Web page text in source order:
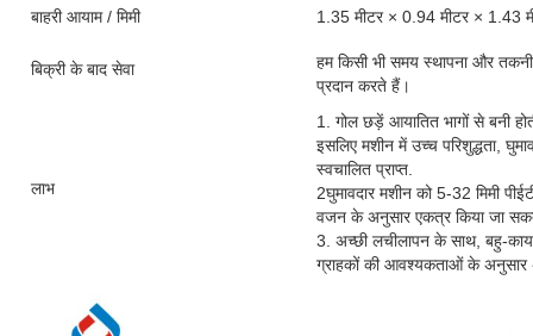
बाहरी आयाम / मिमी 1.35 मीटर × 0.94 मीटर × 1.43
बिक्री के बाद सेवा
हम किसी भी समय स्थापना और
प्रदान करते हैं।
लाभ
1. गोल छड़ें आयातित भागों से बनी
इसलिए मशीन में उच्च परिशुद्धता,
स्वचालित प्राप्त.
2घुमावदार मशीन को 5-32 मिमी
वजन के अनुसार एकत्र किया जा
3. अच्छी लचीलापन के साथ, बहु-
ग्राहकों की आवश्यकताओं के